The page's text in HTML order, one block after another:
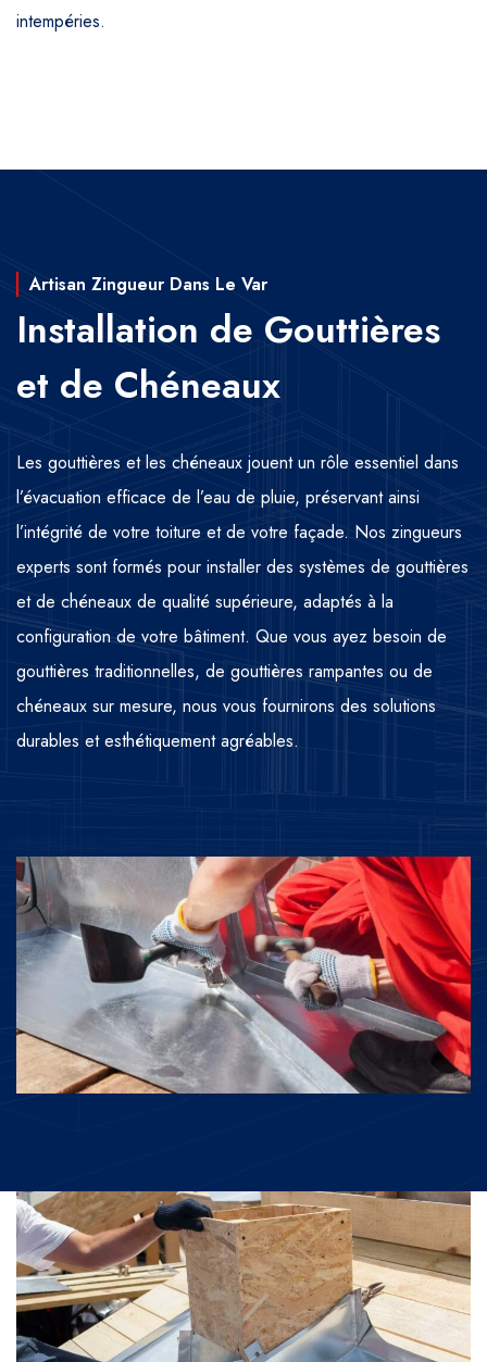
intempéries.
Artisan Zingueur Dans Le Var
Installation de Gouttières
et de Chéneaux
Les gouttières et les chéneaux jouent un rôle essentiel dans
l’évacuation efficace de l’eau de pluie, préservant ainsi
l’intégrité de votre toiture et de votre façade. Nos zingueurs
experts sont formés pour installer des systèmes de gouttières
et de chéneaux de qualité supérieure, adaptés à la
configuration de votre bâtiment. Que vous ayez besoin de
gouttières traditionnelles, de gouttières rampantes ou de
chéneaux sur mesure, nous vous fournirons des solutions
durables et esthétiquement agréables.